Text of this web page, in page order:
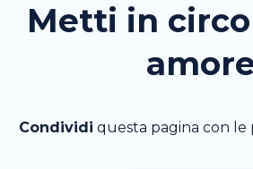
Metti in
Condividi questa pagina con le